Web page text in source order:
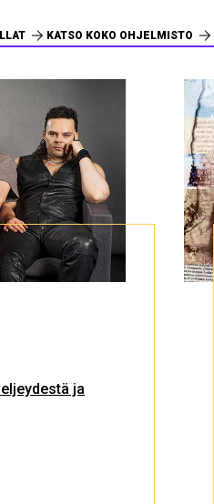
KATSO KOKO OHJELMISTO
ja